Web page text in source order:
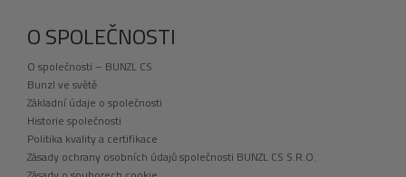
O SPOLEČNOSTI
O společnosti – BUNZL CS
Bunzl ve světě
Základní údaje o společnosti
Historie společnosti
Politika kvality a certifikace
Zásady ochrany osobních údajů společnosti BUNZL CS S.R.O.